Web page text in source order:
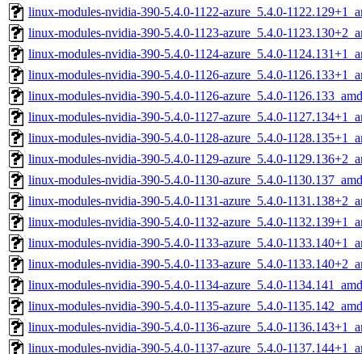
linux-modules-nvidia-390-5.4.0-1122-azure_5.4.0-
linux-modules-nvidia-390-5.4.0-1123-azure_5.4.0-
linux-modules-nvidia-390-5.4.0-1124-azure_5.4.0-
linux-modules-nvidia-390-5.4.0-1126-azure_5.4.0-
linux-modules-nvidia-390-5.4.0-1126-azure_5.4.0-
linux-modules-nvidia-390-5.4.0-1127-azure_5.4.0-
linux-modules-nvidia-390-5.4.0-1128-azure_5.4.0-
linux-modules-nvidia-390-5.4.0-1129-azure_5.4.0-
linux-modules-nvidia-390-5.4.0-1130-azure_5.4.0-
linux-modules-nvidia-390-5.4.0-1131-azure_5.4.0-
linux-modules-nvidia-390-5.4.0-1132-azure_5.4.0-
linux-modules-nvidia-390-5.4.0-1133-azure_5.4.0-
linux-modules-nvidia-390-5.4.0-1133-azure_5.4.0-
linux-modules-nvidia-390-5.4.0-1134-azure_5.4.0-
linux-modules-nvidia-390-5.4.0-1135-azure_5.4.0-
linux-modules-nvidia-390-5.4.0-1136-azure_5.4.0-
linux-modules-nvidia-390-5.4.0-1137-azure_5.4.0-